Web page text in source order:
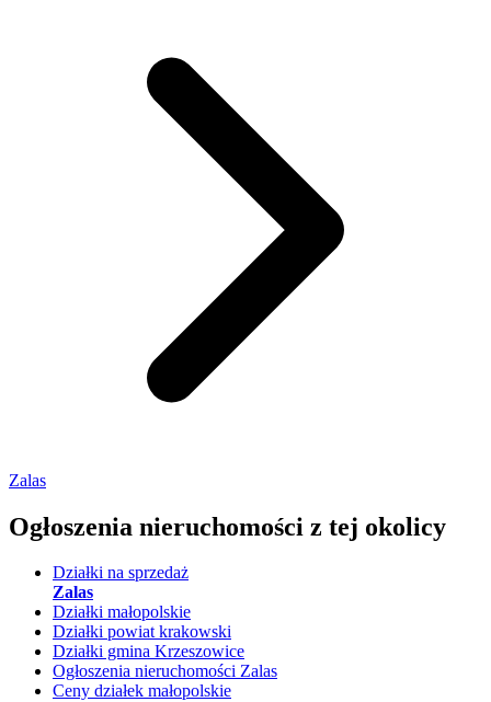
Zalas
Ogłoszenia nieruchomości z tej okolicy
Działki na sprzedaż
Zalas
Działki małopolskie
Działki powiat krakowski
Działki gmina Krzeszowice
Ogłoszenia nieruchomości Zalas
Ceny działek małopolskie